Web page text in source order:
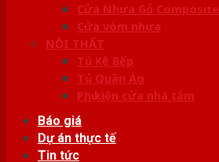
Cửa Nhựa Gỗ Composite
Cửa vòm nhựa
NỘI THẤT
Tủ Kệ Bếp
Tủ Quần Áo
Phụ kiện cửa nhà tắm
Báo giá
Dự án thực tế
Tin tức